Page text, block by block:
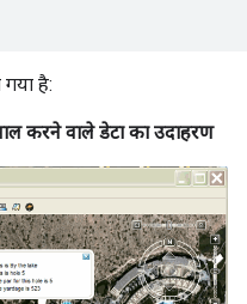
गया है:
करने वाले डेटा का उदाहरण